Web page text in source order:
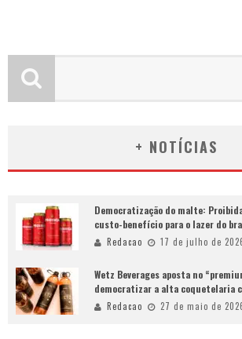
+ NOTÍCIAS
Democratização do malte:
custo-benefício para o lazer do
Redacao 17 de julho de
Wetz Beverages aposta no
democratizar a alta coquetelaria
Redacao 27 de maio de